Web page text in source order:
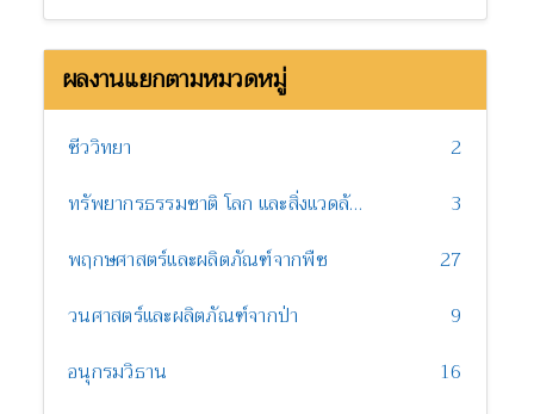
ผลงานแยกตามหมวดหมู่
ชีววิทยา
2
ทรัพยากรธรรมชาติ โลก และสิ่งแวดล้อม
3
พฤกษศาสตร์และผลิตภัณฑ์จากพืช
27
วนศาสตร์และผลิตภัณฑ์จากป่า
9
อนุกรมวิธาน
16